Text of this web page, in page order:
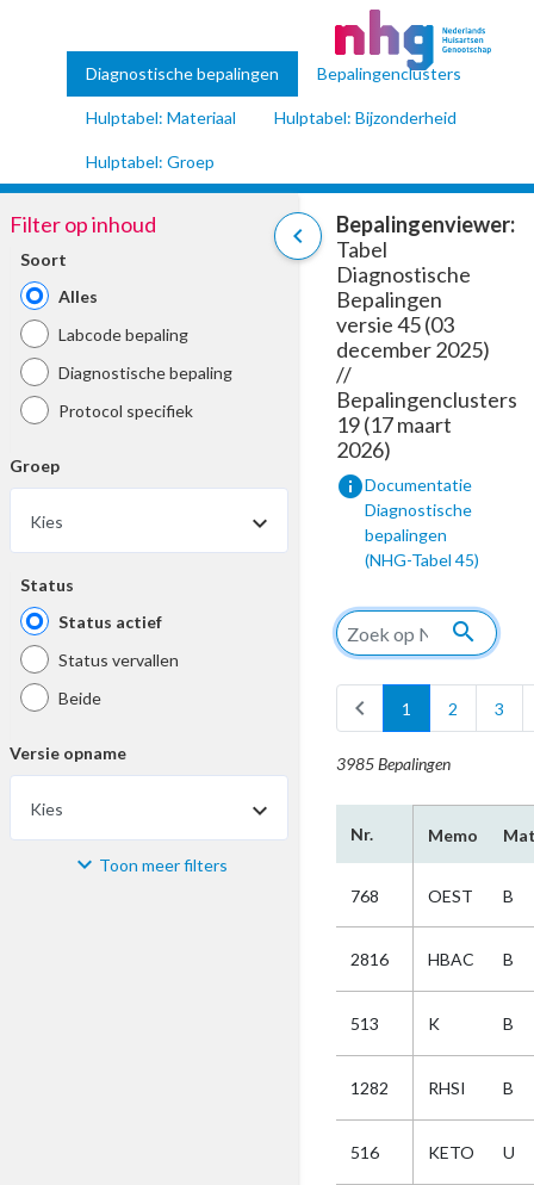
Diagnostische bepalingen Bepalingenclusters
Hulptabel: Materiaal Hulptabel: Bijzonderheid
Hulptabel: Groep
chevron_left
Filter op inhoud
Soort
Alles
Labcode bepaling
Diagnostische bepaling
Protocol specifiek
Groep
Kies
Status
Status actief
Status vervallen
Beide
Versie opname
Kies
Materiaal Toon meer filters
Bepalingenviewer:
Tabel
Diagnostische
Bepalingen
versie 45 (03
december 2025)
//
Bepalingenclusters
19 (17 maart
2026)
infoDocumentatie
Diagnostische
bepalingen
(NHG-Tabel 45)
search
chevron_left 1 2 3
3985 Bepalingen
Nr. Memo
768 OEST B
2816 HBAC B
513 K B
1282 RHSI B
516 KETO U